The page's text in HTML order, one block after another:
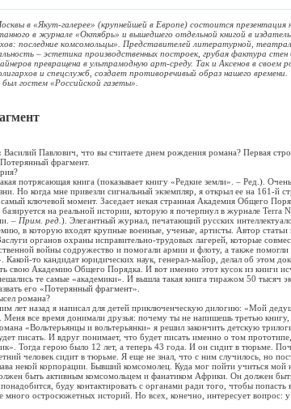
в «Якут-галерее» (крупнейшей в Европе) состоится презентация
в журнале «Октябрь» и вышедшего отдельной книгой в
последние комсомольцы». Представителей литературной,
– эстетика производственных построек, грубая фактура стен
превращена в ультрамодную арт-среду. Так и Аксенов в своем
и спецслужб, создает противоречивый образ нашего времени.
гостем «Российской газеты».
Василий Павлович, что вы считаете днем рождения романа? Первая
Потерянный фрагмент.
потрясающая книга (показывает книгу «Редкие земли». – Ред.).
Но когда мне привезли сигнальный экземпляр, я открыл ее на 161-й
ключевой момент. Заседает некая странная Академия Общего
на реальной истории, которую я почерпнул в журнале Terra
– Прим. ред. ). Элегантный журнал, печатающий русских
в которую входят крупные военные, ученые, артисты. Автор статьи
органов охраны исправительно-трудовых лагерей, которые
войны содружество и помогали армии и флоту, а также
Какой-то кандидат юридических наук, генерал-майор, делал об этом
свою Академию Общего Порядка. И вот именно этот кусок из книги
те самые «академики». И вышла такая книга тиражом 50 тысяч
его «Потерянный фрагмент».
романа?
лет назад я написал для детей приключенческую дилогию: «Мой
Меня все время донимали друзья: почему ты не напишешь третью
«Вольтерьянцы и вольтерьянки» я решил закончить детскую
писать. И вдруг понимает, что будет писать именно о том
Тогда герою было 12 лет, а теперь 43 года. И он сидит в тюрьме.
человек сидит в тюрьме. Я еще не знал, что с ним случилось, но
некой корпорации. Бывший комсомолец. Куда мог пойти учиться
быть активным комсомольцем и фанатиком Африки. Он должен быть
буду контактировать с органами ради того, чтобы попасть
много остросюжетных историй. Но всех, конечно, интересует вопрос: у